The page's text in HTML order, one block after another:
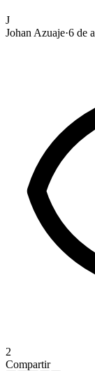
J
Johan Azuaje·6 de
2
Compartir